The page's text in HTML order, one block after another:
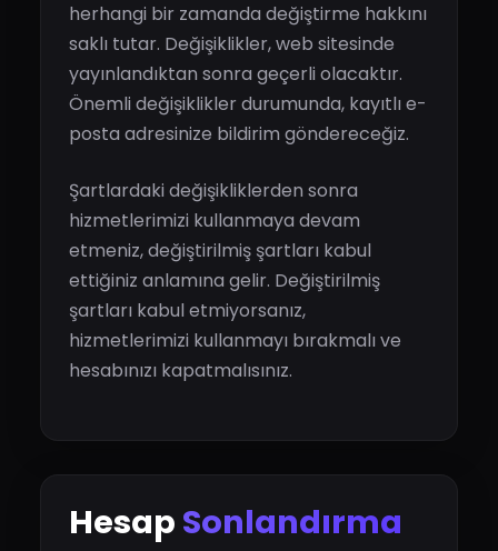
herhangi bir zamanda değiştirme hakkını
saklı tutar. Değişiklikler, web sitesinde
yayınlandıktan sonra geçerli olacaktır.
Önemli değişiklikler durumunda, kayıtlı e-
posta adresinize bildirim göndereceğiz.
Şartlardaki değişikliklerden sonra
hizmetlerimizi kullanmaya devam
etmeniz, değiştirilmiş şartları kabul
ettiğiniz anlamına gelir. Değiştirilmiş
şartları kabul etmiyorsanız,
hizmetlerimizi kullanmayı bırakmalı ve
hesabınızı kapatmalısınız.
Hesap Sonlandırma